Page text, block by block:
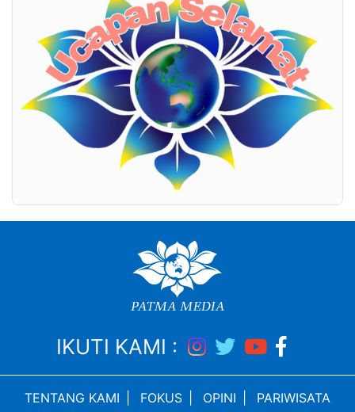
IKUTI KAMI :
TENTANG KAMI FOKUS OPINI PARIWISATA